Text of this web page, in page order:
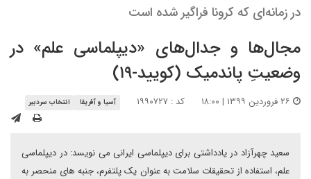
در زمانه‌ای که کرونا فراگیر شده است
مجال‌ها و جدال‌های «دیپلماسی علم» در
وضعیتِ پاندمیک (کویید-۱۹)
کد : ۱۹۹۰۷۲۷ آسیا و آفریقا انتخاب سردبیر
سعید چهرآزاد در یادداشتی برای دیپلماسی ایرانی می نویسد: در دیپلماسی
علم، استفاده از تحقیقات سلامت به عنوان یک پلتفرم، جنبه های منحصر به